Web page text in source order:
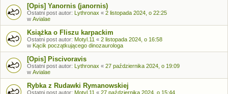
[Opis] Yanornis (janornis)
Ostatni post autor: Lythronax « 2 listopada 2024, o 22:25
w Avialae
Książka o Fliszu karpackim
Ostatni post autor: Motyl.11 « 2 listopada 2024, o 16:58
w Kącik początkującego dinozaurologa
[Opis] Piscivoravis
Ostatni post autor: Lythronax « 27 października 2024, o 19:09
w Avialae
Rybka z Rudawki Rymanowskiej
Ostatni post autor: Motyl.11 « 27 października 2024, o 15:44